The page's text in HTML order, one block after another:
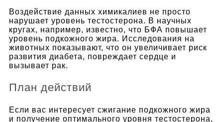
Воздействие данных химикалиев не просто
нарушает уровень тестостерона. В научных
кругах, например, известно, что БФА повышает
уровень подкожного жира. Исследования на
животных показывают, что он увеличивает риск
развития диабета, повреждает сердце и
вызывает рак.
План действий
Если вас интересует сжигание подкожного жира
и получение оптимального уровня тестостерона,